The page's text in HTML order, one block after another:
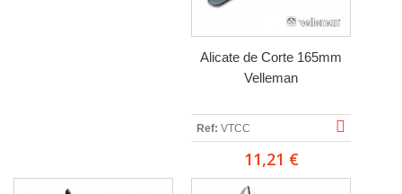
Alicate de Corte 165mm
Velleman
Ref: VTCC
11,21 €